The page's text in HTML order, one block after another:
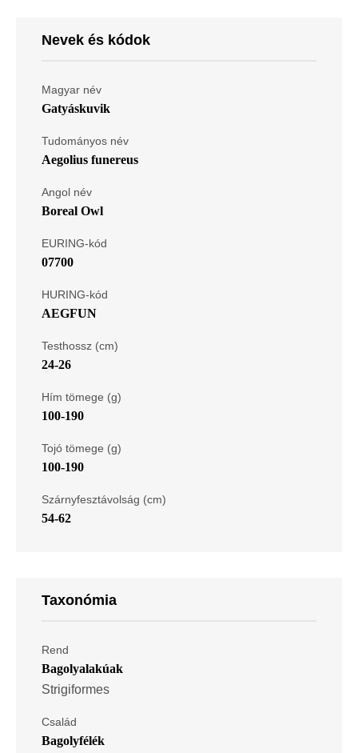
Nevek és kódok
Magyar név
Gatyáskuvik
Tudományos név
Aegolius funereus
Angol név
Boreal Owl
EURING-kód
07700
HURING-kód
AEGFUN
Testhossz (cm)
24-26
Hím tömege (g)
100-190
Tojó tömege (g)
100-190
Szárnyfesztávolság (cm)
54-62
Taxonómia
Rend
Bagolyalakúak
Strigiformes
Család
Bagolyfélék